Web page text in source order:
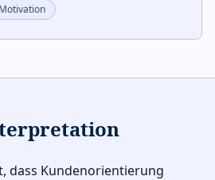
dass Kundenorientierung